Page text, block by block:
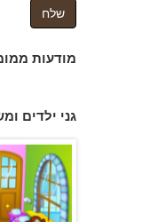
מודעות
גני ילדים
גן הכוכבים